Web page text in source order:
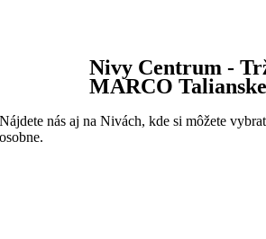
Nivy Centrum -
MARCO
Nájdete nás aj na Nivách, kde si môžete
osobne.